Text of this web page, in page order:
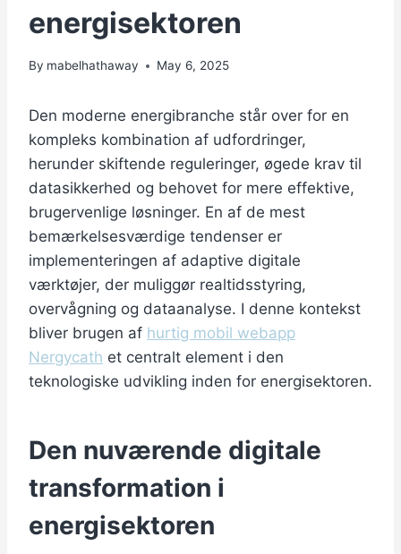
energisektoren
By mabelhathaway May 6, 2025
Den moderne energibranche står over for en
kompleks kombination af udfordringer,
herunder skiftende reguleringer, øgede krav til
datasikkerhed og behovet for mere effektive,
brugervenlige løsninger. En af de mest
bemærkelsesværdige tendenser er
implementeringen af adaptive digitale
værktøjer, der muliggør realtidsstyring,
overvågning og dataanalyse. I denne kontekst
bliver brugen af hurtig mobil webapp
Nergycath et centralt element i den
teknologiske udvikling inden for energisektoren.
Den nuværende digitale
transformation i
energisektoren